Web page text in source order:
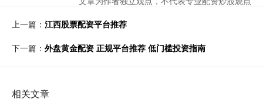
上一篇： 江西股票配资平台推荐
下一篇： 外盘黄金配资 正规平台推荐 低门槛投资指南
相关文章